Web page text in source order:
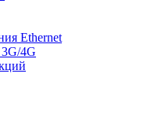
Ethernet
4G